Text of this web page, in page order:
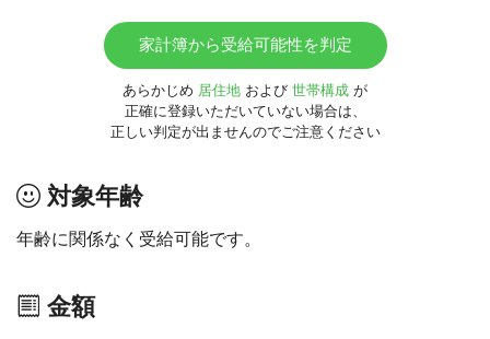
家計簿から受給可能性を判定
あらかじめ 居住地 および 世帯構成 が
正確に登録いただいていない場合は、
正しい判定が出ませんのでご注意ください
対象年齢
年齢に関係なく受給可能です。
金額